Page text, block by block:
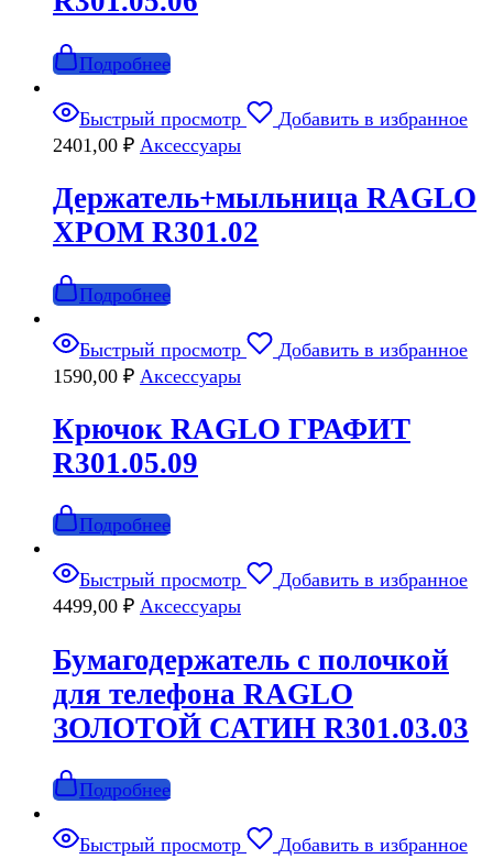
Подробнее
Быстрый просмотр
Добавить в избранное
2401,00 ₽ Аксессуары
Держатель+мыльница RAGLO
ХРОМ R301.02
Подробнее
Быстрый просмотр
Добавить в избранное
1590,00 ₽ Аксессуары
Крючок RAGLO ГРАФИТ
R301.05.09
Подробнее
Быстрый просмотр
Добавить в избранное
4499,00 ₽ Аксессуары
Бумагодержатель с полочкой
для телефона RAGLO
ЗОЛОТОЙ САТИН R301.03.03
Подробнее
Быстрый просмотр
Добавить в избранное